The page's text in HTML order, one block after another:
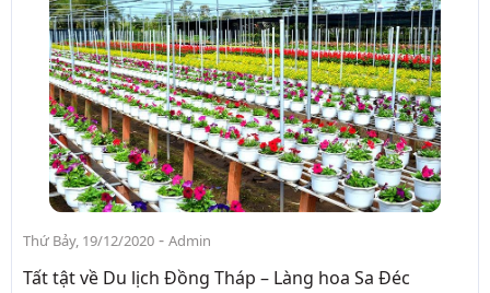
Thứ Bảy, 19/12/2020 - Admin
Tất tật về Du lịch Đồng Tháp – Làng hoa Sa Đéc